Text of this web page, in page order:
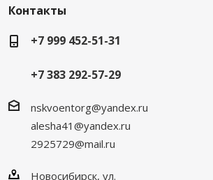
Контакты
+7 999 452-51-31
+7 383 292-57-29
nskvoentorg@yandex.ru
alesha41@yandex.ru
2925729@mail.ru
Новосибирск, ул.